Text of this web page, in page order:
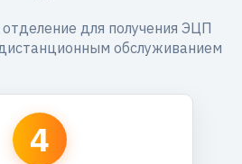
для получения ЭЦП
обслуживанием
4